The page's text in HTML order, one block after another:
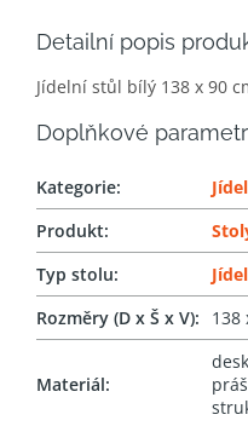
Detailní popis
Jídelní stůl bílý 138 x 90
Doplňkové
Kategorie:
Produkt:
Typ stolu:
Rozměry (D x Š x V): 138
Materiál: